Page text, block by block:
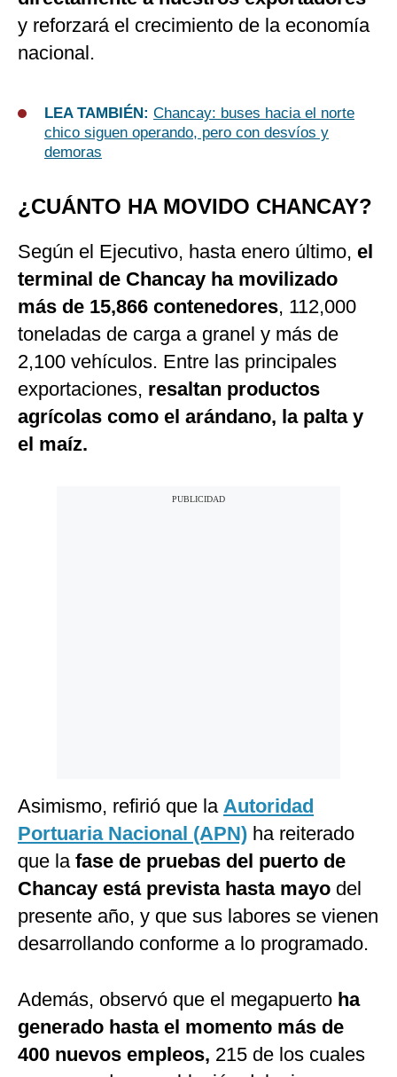
y reforzará el crecimiento de la economía
nacional.
LEA TAMBIÉN: Chancay: buses hacia el norte
chico siguen operando, pero con desvíos y
demoras
¿CUÁNTO HA MOVIDO CHANCAY?
Según el Ejecutivo, hasta enero último, el
terminal de Chancay ha movilizado
más de 15,866 contenedores, 112,000
toneladas de carga a granel y más de
2,100 vehículos. Entre las principales
exportaciones, resaltan productos
agrícolas como el arándano, la palta y
el maíz.
Asimismo, refirió que la Autoridad
Portuaria Nacional (APN) ha reiterado
que lafase de pruebas del puerto de
Chancay está prevista hasta mayo del
presente año, y que sus labores se vienen
desarrollando conforme a lo programado.
Además, observó que el megapuerto ha
generado hasta el momento más de
400 nuevos empleos, 215 de los cuales